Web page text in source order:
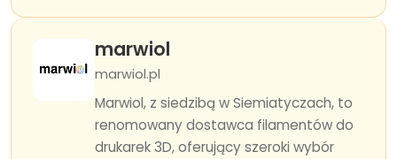
marwiol
marwiol.pl
Marwiol, z siedzibą w Siemiatyczach, to
renomowany dostawca filamentów do
drukarek 3D, oferujący szeroki wybór